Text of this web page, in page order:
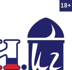
18+